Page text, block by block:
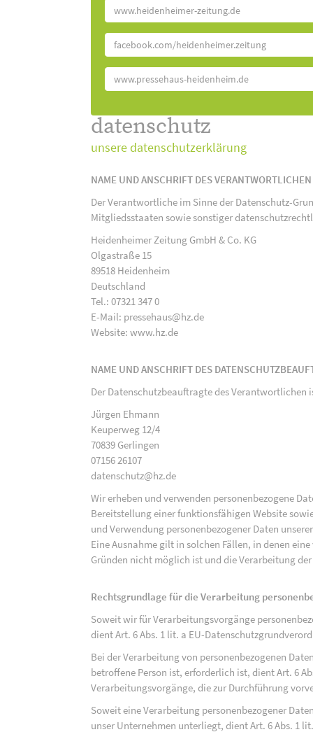
www.heidenheimer-zeitung.de
facebook.com/heidenheimer.zeitung
www.pressehaus-heidenheim.de
datenschutz
unsere datenschutzerklärung
NAME UND ANSCHRIFT DES VERANTWORTLICHEN
Der Verantwortliche im Sinne der Datenschutz-
Mitgliedsstaaten sowie sonstiger
Heidenheimer Zeitung GmbH & Co. KG
Olgastraße 15
89518 Heidenheim
Deutschland
Tel.: 07321 347 0
E-Mail: pressehaus@hz.de
Website: www.hz.de
NAME UND ANSCHRIFT DES
Der Datenschutzbeauftragte des Verantwortlichen
Jürgen Ehmann
Keuperweg 12/4
70839 Gerlingen
07156 26107
datenschutz@hz.de
Wir erheben und verwenden personenbezogene
Bereitstellung einer funktionsfähigen Website
und Verwendung personenbezogener Daten
Eine Ausnahme gilt in solchen Fällen, in denen
Gründen nicht möglich ist und die Verarbeitung
Rechtsgrundlage für die Verarbeitung
Soweit wir für Verarbeitungsvorgänge
dient Art. 6 Abs. 1 lit. a EU-
Bei der Verarbeitung von personenbezogenen
betroffene Person ist, erforderlich ist, dient Art. 6
Verarbeitungsvorgänge, die zur Durchführung
Soweit eine Verarbeitung personenbezogener
unser Unternehmen unterliegt, dient Art. 6 Abs. 1